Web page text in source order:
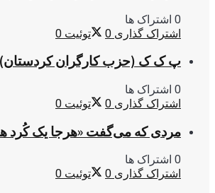
0 اشتراک ها
اشتراک گذاری 0 توئیت 0
پ ک ک (حزب کارگران
0 اشتراک ها
اشتراک گذاری 0 توئیت 0
مردی که می‌گفت «هرجا یک کُرد
0 اشتراک ها
اشتراک گذاری 0 توئیت 0